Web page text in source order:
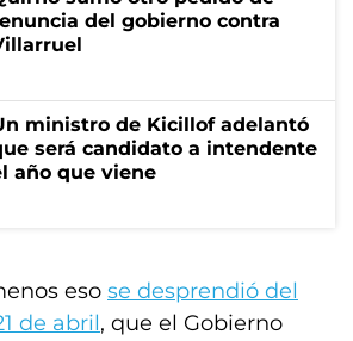
del gobierno contra
ministro de Kicillof adelantó
será candidato a intendente
año que viene
eso se desprendió del
de abril, que el Gobierno